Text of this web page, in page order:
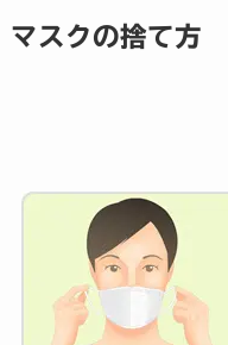
マスクの捨て方